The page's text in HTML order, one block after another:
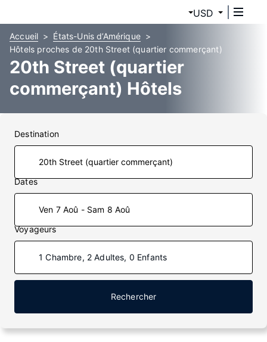
USD
Accueil
États-Unis d’Amérique
Hôtels proches de 20th Street (quartier commerçant)
20th Street (quartier
commerçant) Hôtels
Destination
Dates
Ven 7 Aoû - Sam 8 Aoû
Voyageurs
1 Chambre, 2 Adultes, 0 Enfants
Rechercher